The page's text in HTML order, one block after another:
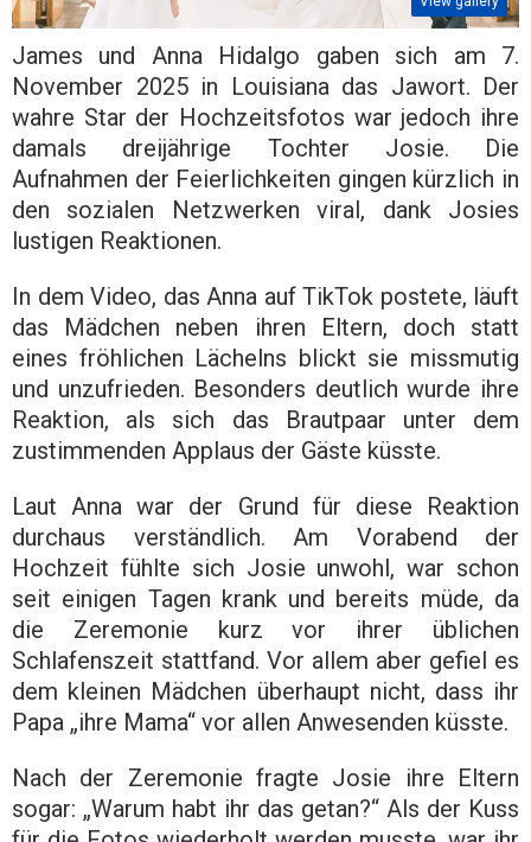
James und Anna Hidalgo gaben sich am 7.
November 2025 in Louisiana das Jawort. Der
wahre Star der Hochzeitsfotos war jedoch ihre
damals dreijährige Tochter Josie. Die
Aufnahmen der Feierlichkeiten gingen kürzlich in
den sozialen Netzwerken viral, dank Josies
lustigen Reaktionen.
In dem Video, das Anna auf TikTok postete, läuft
das Mädchen neben ihren Eltern, doch statt
eines fröhlichen Lächelns blickt sie missmutig
und unzufrieden. Besonders deutlich wurde ihre
Reaktion, als sich das Brautpaar unter dem
zustimmenden Applaus der Gäste küsste.
Laut Anna war der Grund für diese Reaktion
durchaus verständlich. Am Vorabend der
Hochzeit fühlte sich Josie unwohl, war schon
seit einigen Tagen krank und bereits müde, da
die Zeremonie kurz vor ihrer üblichen
Schlafenszeit stattfand. Vor allem aber gefiel es
dem kleinen Mädchen überhaupt nicht, dass ihr
Papa „ihre Mama“ vor allen Anwesenden küsste.
Nach der Zeremonie fragte Josie ihre Eltern
sogar: „Warum habt ihr das getan?“ Als der Kuss